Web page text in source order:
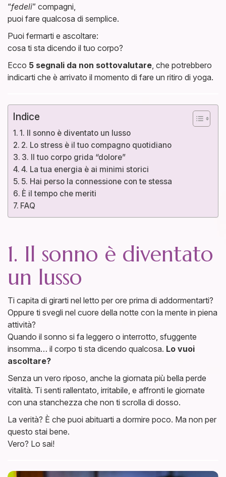
“fedeli” compagni,
puoi fare qualcosa di semplice.
Puoi fermarti e ascoltare:
cosa ti sta dicendo il tuo corpo?
Ecco 5 segnali da non sottovalutare , che potrebbero
indicarti che è arrivato il momento di fare un ritiro di yoga.
Indice
1. Il sonno è diventato un lusso
2. Lo stress è il tuo compagno quotidiano
3. Il tuo corpo grida “dolore”
4. La tua energia è ai minimi storici
5. Hai perso la connessione con te stessa
È il tempo che meriti
FAQ
1. Il sonno è diventato
un lusso
Ti capita di girarti nel letto per ore prima di addormentarti?
Oppure ti svegli nel cuore della notte con la mente in piena
attività?
Quando il sonno si fa leggero o interrotto, sfuggente
insomma… il corpo ti sta dicendo qualcosa. Lo vuoi
ascoltare?
Senza un vero riposo, anche la giornata più bella perde
vitalità. Ti senti rallentato, irritabile, e affronti le giornate
con una stanchezza che non ti scrolla di dosso.
La verità? È che puoi abituarti a dormire poco. Ma non per
questo stai bene.
Vero? Lo sai!